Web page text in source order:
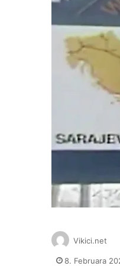
Vikici.net
8. Februara